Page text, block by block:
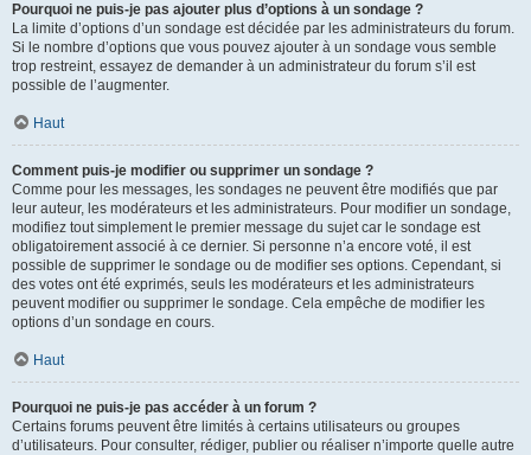
Pourquoi ne puis-je pas ajouter plus d’options à un sondage ?
La limite d’options d’un sondage est décidée par les administrateurs du forum.
Si le nombre d’options que vous pouvez ajouter à un sondage vous semble
trop restreint, essayez de demander à un administrateur du forum s’il est
possible de l’augmenter.
Haut
Comment puis-je modifier ou supprimer un sondage ?
Comme pour les messages, les sondages ne peuvent être modifiés que par
leur auteur, les modérateurs et les administrateurs. Pour modifier un sondage,
modifiez tout simplement le premier message du sujet car le sondage est
obligatoirement associé à ce dernier. Si personne n’a encore voté, il est
possible de supprimer le sondage ou de modifier ses options. Cependant, si
des votes ont été exprimés, seuls les modérateurs et les administrateurs
peuvent modifier ou supprimer le sondage. Cela empêche de modifier les
options d’un sondage en cours.
Haut
Pourquoi ne puis-je pas accéder à un forum ?
Certains forums peuvent être limités à certains utilisateurs ou groupes
d’utilisateurs. Pour consulter, rédiger, publier ou réaliser n’importe quelle autre